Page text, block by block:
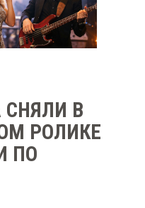
СНЯЛИ В
РОЛИКЕ
ПО